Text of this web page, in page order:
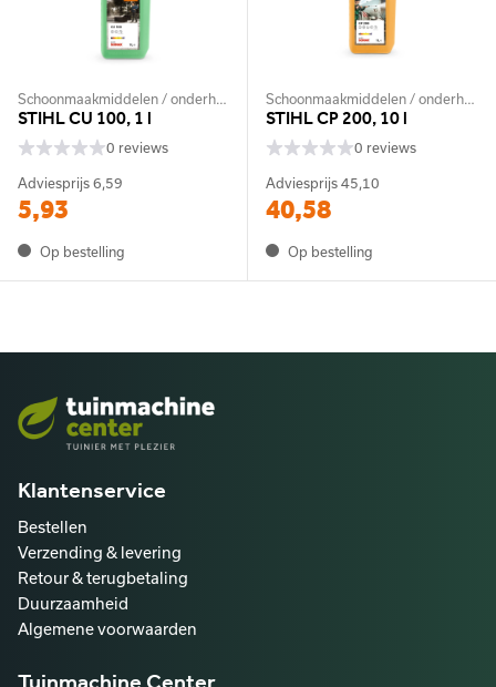
Schoonmaakmiddelen / onderhoudsmiddelen
STIHL CU 100, 1 l
0 reviews
Adviesprijs 6,59
5,93
Op bestelling
Schoonmaakmiddelen / onderhoudsmiddelen
STIHL CP 200, 10 l
0 reviews
Adviesprijs 45,10
40,58
Op bestelling
Klantenservice
Bestellen
Verzending & levering
Retour & terugbetaling
Duurzaamheid
Algemene voorwaarden
Tuinmachine Center